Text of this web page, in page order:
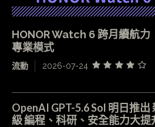
HONOR Watch 6 跨月續航力
專業模式
流動 2026-07-24
OpenAI GPT-5.6 Sol 明日推
級 編程、科研、安全能力大提